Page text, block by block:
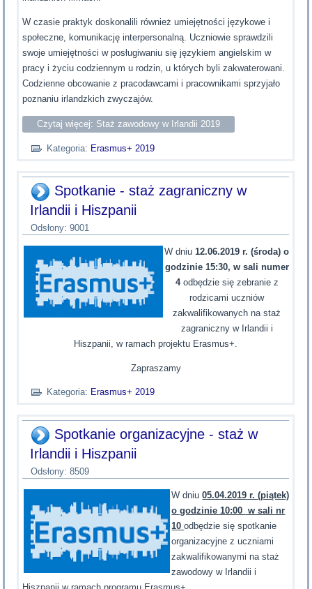
W czasie praktyk doskonalili również umiejętności językowe i
społeczne, komunikację interpersonalną. Uczniowie sprawdzili
swoje umiejętności w posługiwaniu się językiem angielskim w
pracy i życiu codziennym u rodzin, u których byli zakwaterowani.
Codzienne obcowanie z pracodawcami i pracownikami sprzyjało
poznaniu irlandzkich zwyczajów.
Czytaj więcej: Staż zawodowy w Irlandii 2019
Kategoria: Erasmus+ 2019
Spotkanie - staż zagraniczny w
Irlandii i Hiszpanii
Odsłony: 9001
W dniu12.06.2019 r. (środa) o
godzinie 15:30, w sali numer
4odbędzie się zebranie z
rodzicami uczniów
zakwalifikowanych na staż
zagraniczny w Irlandii i
Hiszpanii, w ramach projektu Erasmus+.
Zapraszamy
Kategoria: Erasmus+ 2019
Spotkanie organizacyjne - staż w
Irlandii i Hiszpanii
Odsłony: 8509
W dniu05.04.2019 r. (piątek)
o godzinie 10:00 w sali nr
10odbędzie się spotkanie
organizacyjne z uczniami
zakwalifikowanymi na staż
zawodowy w Irlandii i